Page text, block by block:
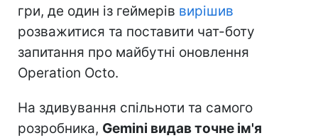
гри, де один із геймерів вирішив
розважитися та поставити чат-боту
запитання про майбутні оновлення
Operation Octo.
На здивування спільноти та самого
розробника, Gemini видав точне ім'я